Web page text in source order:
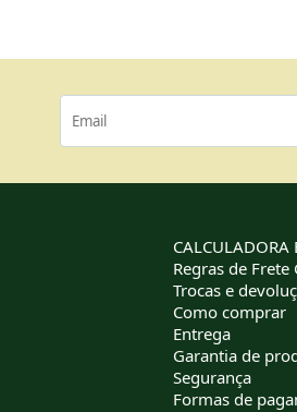
CALCULADORA
Regras de Frete
Trocas e
Como comprar
Entrega
Garantia de
Segurança
Formas de